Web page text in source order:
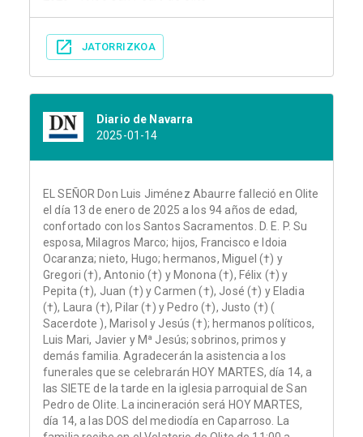
JATORRIZKOA
Diario de Navarra
2025-01-14
EL SEÑOR Don Luis Jiménez Abaurre falleció en Olite
el día 13 de enero de 2025 a los 94 años de edad,
confortado con los Santos Sacramentos. D. E. P. Su
esposa, Milagros Marco; hijos, Francisco e Idoia
Ocaranza; nieto, Hugo; hermanos, Miguel (†) y
Gregori (†), Antonio (†) y Monona (†), Félix (†) y
Pepita (†), Juan (†) y Carmen (†), José (†) y Eladia
(†), Laura (†), Pilar (†) y Pedro (†), Justo (†) (
Sacerdote ), Marisol y Jesús (†); hermanos políticos,
Luis Mari, Javier y Mª Jesús; sobrinos, primos y
demás familia. Agradecerán la asistencia a los
funerales que se celebrarán HOY MARTES, día 14, a
las SIETE de la tarde en la iglesia parroquial de San
Pedro de Olite. La incineración será HOY MARTES,
día 14, a las DOS del mediodía en Caparroso. La